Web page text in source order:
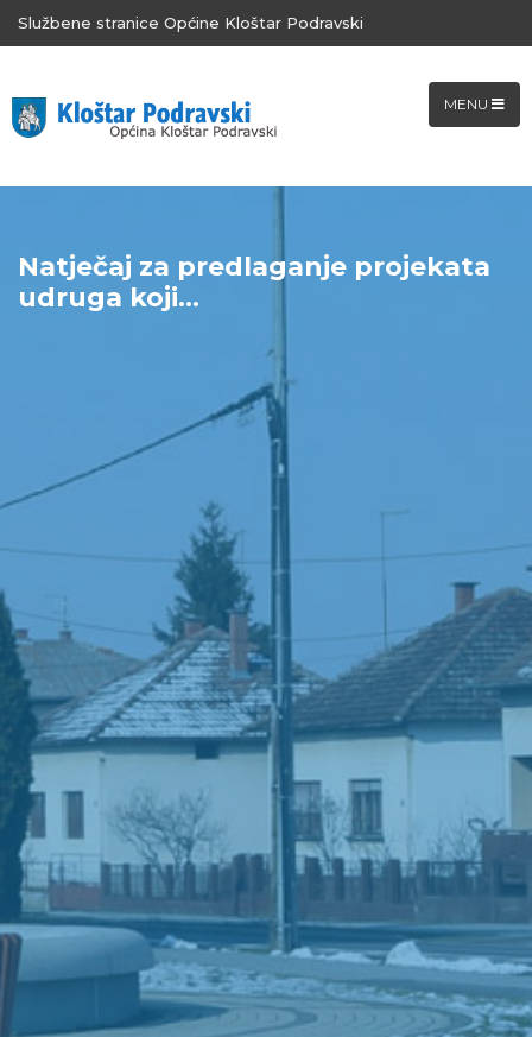
Službene stranice Općine Kloštar Podravski
MENU
Natječaj za predlaganje projekata
udruga koji...